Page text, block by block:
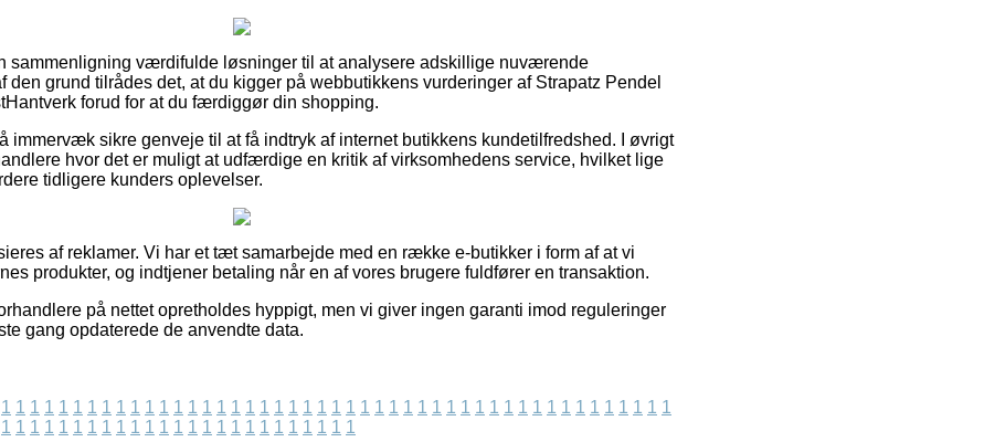
sammenligning værdifulde løsninger til at analysere adskillige nuværende
den grund tilrådes det, at du kigger på webbutikkens vurderinger af Strapatz Pendel
forud for at du færdiggør din shopping.
immervæk sikre genveje til at få indtryk af internet butikkens kundetilfredshed. I øvrigt
hvor det er muligt at udfærdige en kritik af virksomhedens service, hvilket lige
tidligere kunders oplevelser.
af reklamer. Vi har et tæt samarbejde med en række e-butikker i form af at vi
produkter, og indtjener betaling når en af vores brugere fuldfører en transaktion.
på nettet opretholdes hyppigt, men vi giver ingen garanti imod reguleringer
gang opdaterede de anvendte data.
1 1 1 1 1 1 1 1 1 1 1 1 1 1 1 1 1 1 1 1 1 1 1 1 1 1 1 1 1 1 1 1 1 1 1 1 1 1 1 1 1 1 1 1 1 1 1
1 1 1 1 1 1 1 1 1 1 1 1 1 1 1 1 1 1 1 1 1 1 1 1 1